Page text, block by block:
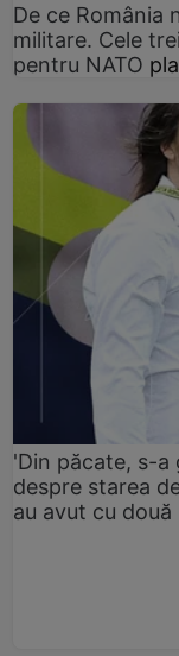
De ce România
militare. Cele
pentru NATO
'Din păcate, s-a
despre starea
au avut cu două